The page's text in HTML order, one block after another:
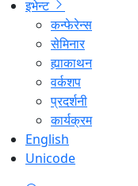
इभेन्ट
कन्फेरेन्स
सेमिनार
ह्याकाथन
वर्कशप
प्रदर्शनी
कार्यक्रम
English
Unicode